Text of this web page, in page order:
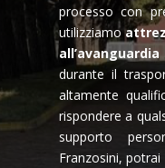
processo con
utilizziamo
all’avanguardia
durante il
altamente
rispondere a
supporto
Franzosini,